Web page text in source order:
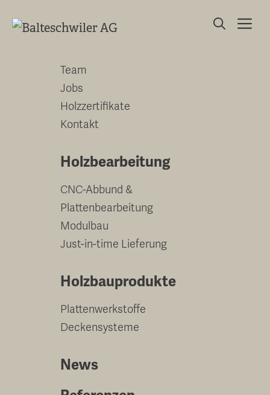
zum
Team
Jobs
Holzzertifikate
Kontakt
Holzbearbeitung
CNC-Abbund &
Plattenbearbeitung
Modulbau
Just-in-time Lieferung
Holzbauprodukte
Plattenwerkstoffe
Deckensysteme
News